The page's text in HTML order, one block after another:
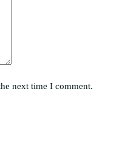
next time I comment.